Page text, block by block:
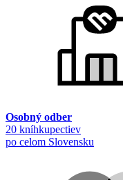
Osobný odber
20 kníhkupectiev
po celom Slovensku